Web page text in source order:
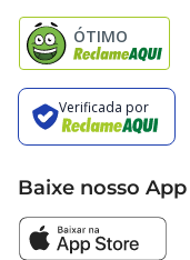
Baixe nosso App